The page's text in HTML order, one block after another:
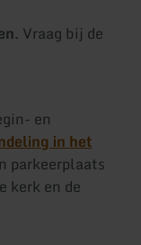
. Vraag bij de
en
in het
parkeerplaats
kerk en de